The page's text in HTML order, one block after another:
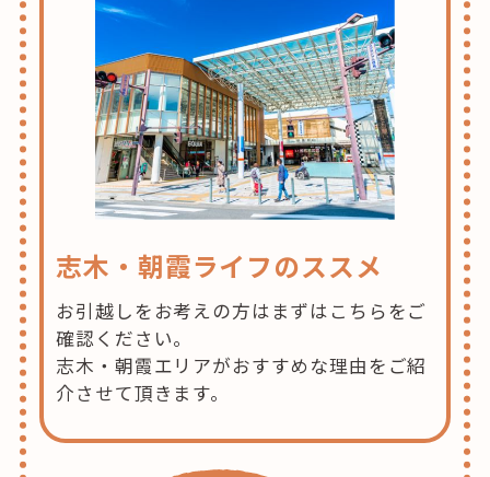
志木・朝霞ライフのススメ
お引越しをお考えの方はまずはこちらをご
確認ください。
志木・朝霞エリアがおすすめな理由をご紹
介させて頂きます。